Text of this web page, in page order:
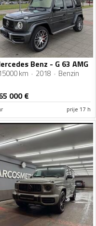
Benz - G 63 AMG
km 2018 Benzin
000€
prije 17 h